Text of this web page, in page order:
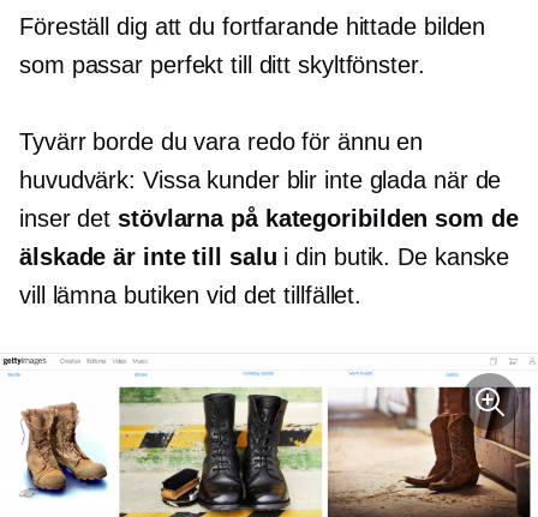
Föreställ dig att du fortfarande hittade bilden
som passar perfekt till ditt skyltfönster.
Tyvärr borde du vara redo för ännu en
huvudvärk: Vissa kunder blir inte glada när de
inser detstövlarna på kategoribilden som de
älskade är inte till salu i din butik. De kanske
vill lämna butiken vid det tillfället.